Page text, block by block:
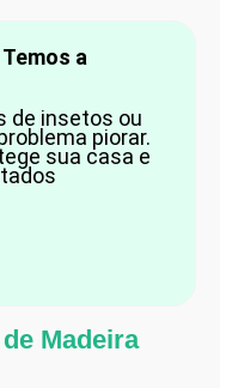
a
de insetos ou
piorar.
sua casa e
Madeira